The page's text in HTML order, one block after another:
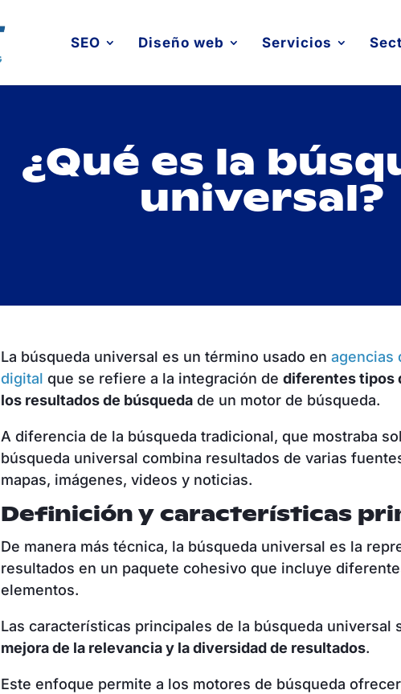
SEO Diseño web Servicios
¿Qué es la
universal?
La búsqueda universal es un término usado enagencias
digital que se refiere a la integración dediferentes tipos
los resultados de búsqueda de un motor de búsqueda.
A diferencia de la búsqueda tradicional, que mostraba
búsqueda universal combina resultados de varias
mapas, imágenes, videos y noticias.
Definición y características
De manera más técnica, la búsqueda universal es la
resultados en un paquete cohesivo que incluye
elementos.
Las características principales de la búsqueda universal
mejora de la relevancia y la diversidad de resultados.
Este enfoque permite a los motores de búsqueda